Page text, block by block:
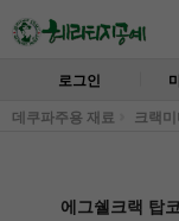
로그인
데쿠파주용 재료 크랙
에그쉘크랙 탑